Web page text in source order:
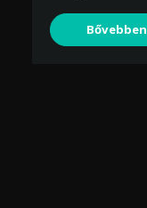
Bővebben